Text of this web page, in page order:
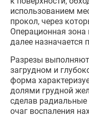
использованием
прокол, через
Операционная
далее назначается
Разрезы
загрудном и
форма
долями грудной
сделав
очаг воспаления